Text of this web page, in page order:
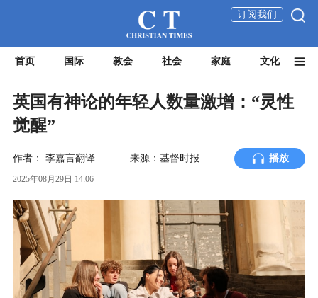
订阅我们
首页 国际 教会 社会 家庭 文化
英国有神论的年轻人数量激增：“灵性
觉醒”
作者： 李嘉言翻译 来源：基督时报 播放
2025年08月29日 14:06